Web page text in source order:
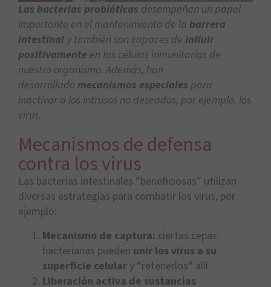
Las bacterias probióticas desempeñan un papel
importante en el mantenimiento de la barrera
intestinal y también son capaces de influir
positivamente en las células inmunitarias de
nuestro organismo. Además, han
desarrollado mecanismos especiales para
inactivar a los intrusos no deseados, por ejemplo, los
virus.
Mecanismos de defensa
contra los virus
Las bacterias intestinales “beneficiosas” utilizan
diversas estrategias para combatir los virus, por
ejemplo:
Mecanismo de captura: ciertas cepas
bacterianas pueden unir los virus a su
superficie celular y “retenerlos” allí.
Liberación activa de sustancias